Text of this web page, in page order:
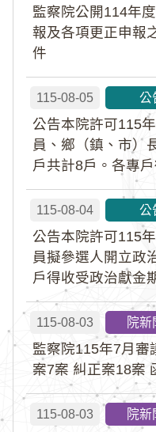
及紅十字國際委員
監察院公開114年
報及各項更正申報
件
115-08-05 公
公告本院許可115
員、鄉（鎮、市）
戶共計8戶。各專
115-08-04 公
公告本院許可115
員擬參選人開立政
戶得收受政治獻金
115-08-03 院新
監察院115年7月審
案7案 糾正案18案
115-08-03 院新